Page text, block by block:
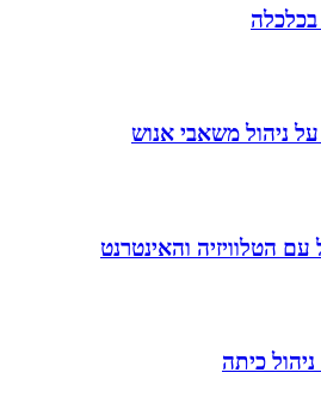
בכלכלה
ניהול משאבי אנוש
הטלוויזיה והאינטרנט
כיתה